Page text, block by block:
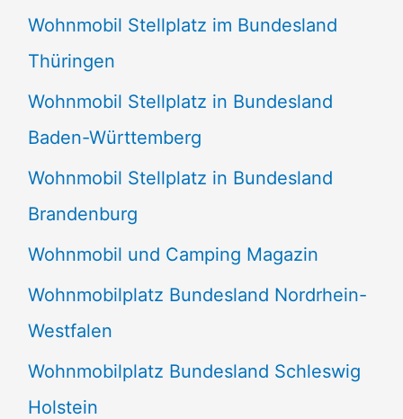
Wohnmobil Stellplatz im Bundesland
Thüringen
Wohnmobil Stellplatz in Bundesland
Baden-Württemberg
Wohnmobil Stellplatz in Bundesland
Brandenburg
Wohnmobil und Camping Magazin
Wohnmobilplatz Bundesland Nordrhein-
Westfalen
Wohnmobilplatz Bundesland Schleswig
Holstein